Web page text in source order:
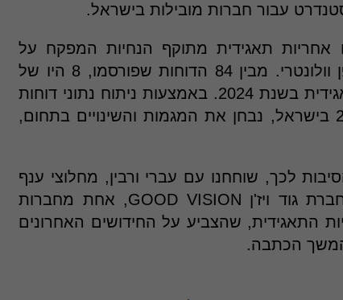
עבור חברות מובילות בישראל.
דוח אחריות תאגידית מתוקף הנחיות המפקח על
הבנקים, יתר 78 הדוחות התפרסמו באופן וולונטרי. מבין 84 הדוחות שפורסמו, 8 היו של
חברות שפרסמו לראשונה דוח אחריות תאגידית בשנת 2024. באמצעות ניתוח נתוני דוחות
האחריות התאגידית שפורסמו בשנת 2024 בישראל, נבחן את המגמות והשינויים בתחום,
לכך, שוחחנו עם עברי ורבין, מחלוצי ענף
ה-ESG בישראל, המייסד והמנכ"ל של חברת גוד ויז'ן GOOD VISION, אחת מחברות
התאגידית, שהצביע על החידושים האחרונים